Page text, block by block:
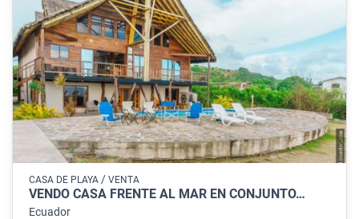
CASA DE PLAYA / VENTA
VENDO CASA FRENTE AL MAR EN CONJUNTO…
Ecuador